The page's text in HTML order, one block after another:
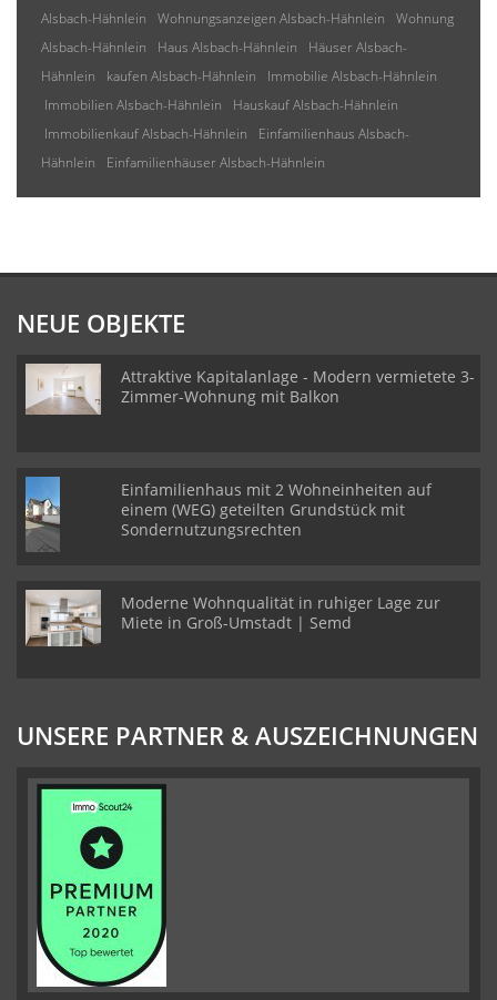
Alsbach-Hähnlein Wohnungsanzeigen Alsbach-Hähnlein
Wohnung
Alsbach-Hähnlein
Haus Alsbach-Hähnlein
Häuser Alsbach-
Hähnlein
kaufen Alsbach-Hähnlein
Immobilie Alsbach-Hähnlein
Immobilien Alsbach-Hähnlein
Hauskauf Alsbach-Hähnlein
Immobilienkauf Alsbach-Hähnlein
Einfamilienhaus Alsbach-
Hähnlein
Einfamilienhäuser Alsbach-Hähnlein
NEUE OBJEKTE
Attraktive Kapitalanlage - Modern vermietete 3-
Zimmer-Wohnung mit Balkon
Einfamilienhaus mit 2 Wohneinheiten auf
einem (WEG) geteilten Grundstück mit
Sondernutzungsrechten
Moderne Wohnqualität in ruhiger Lage zur
Miete in Groß-Umstadt | Semd
UNSERE PARTNER & AUSZEICHNUNGEN